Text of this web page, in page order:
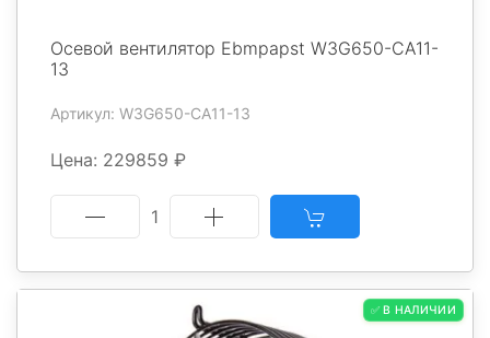
Осевой вентилятор Ebmpapst W3G650-CA11-
13
Артикул: W3G650-CA11-13
Цена: 229859 ₽
1
✅ В НАЛИЧИИ